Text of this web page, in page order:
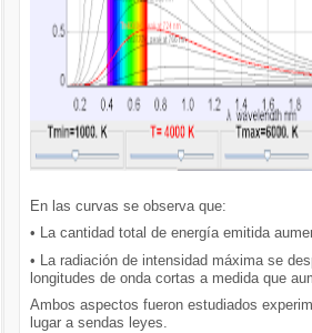
En las curvas se observa que:
• La cantidad total de energía emitida
• La radiación de intensidad máxima se
longitudes de onda cortas a medida que
Ambos aspectos fueron estudiados
lugar a sendas leyes.